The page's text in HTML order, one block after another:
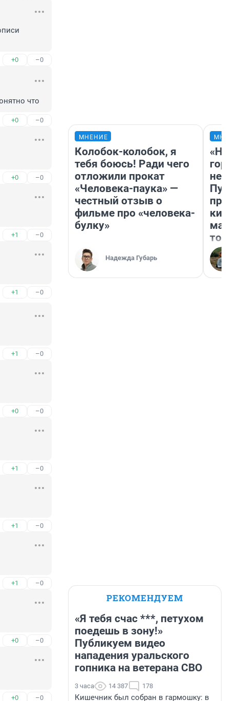
+0 –0
что
+0 –0
+0 –0
+1 –0
+1 –0
+1 –0
+0 –0
+1 –0
+1 –0
+1 –0
+0 –0
+0 –0
МНЕНИЕ
Колобок-колобок, я
тебя боюсь! Ради чего
отложили прокат
«Человека-паука» —
честный отзыв о
фильме про «человека-
булку»
Надежда Губарь
«Нет
того
РЕКОМЕНДУЕМ
«Я тебя счас ***, петухом
поедешь в зону!»
Публикуем видео
нападения уральского
гопника на ветерана СВО
3 часа 14 387 178
Кишечник был собран в гармошку: в